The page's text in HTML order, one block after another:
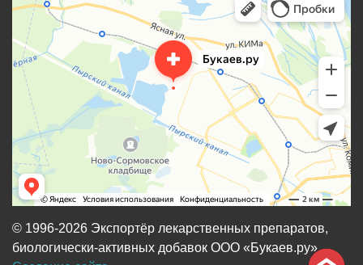
© 1996-2026 Экспортёр лекарственных препаратов,
биологически-активных добавок ООО «Букаев.ру»,